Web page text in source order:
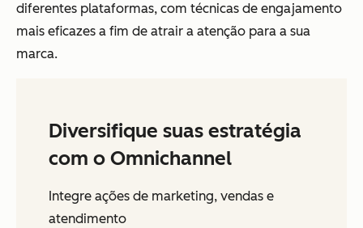
diferentes plataformas, com técnicas de engajamento
mais eficazes a fim de atrair a atenção para a sua
marca.
Diversifique suas estratégia
com o Omnichannel
Integre ações de marketing, vendas e
atendimento